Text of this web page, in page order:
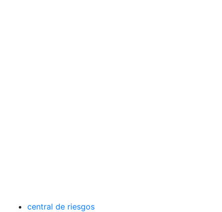
central de riesgos